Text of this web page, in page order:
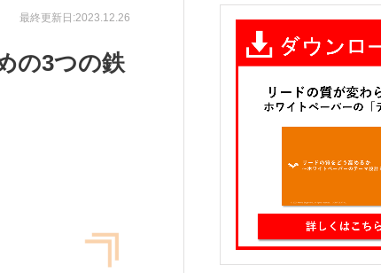
最終更新日:2023.12.26
の3つの鉄